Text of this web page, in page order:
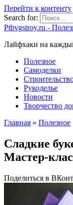
Перейти к контенту
Search for:
Ptbvgstroy.ru -
Лайфхаки на
Полезное
Самоделки
Рукоделье
Новости
Творчество
Главная » Полезное
Сладкие
Мастер-
Поделиться в